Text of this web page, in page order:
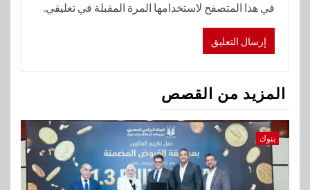
في هذا المتصفح لاستخدامها المرة المقبلة في تعليقي.
المزيد من القصص
بنوك